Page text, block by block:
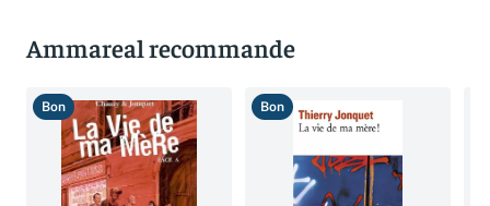
Ammareal recommande
Bon Bon